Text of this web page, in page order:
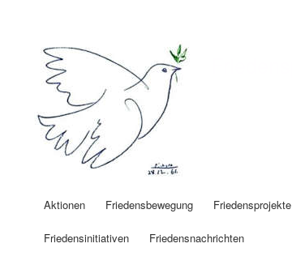
Hauptnavigation
Aktionen Friedensbewegung Friedensprojekte
Friedensinitiativen Friedensnachrichten